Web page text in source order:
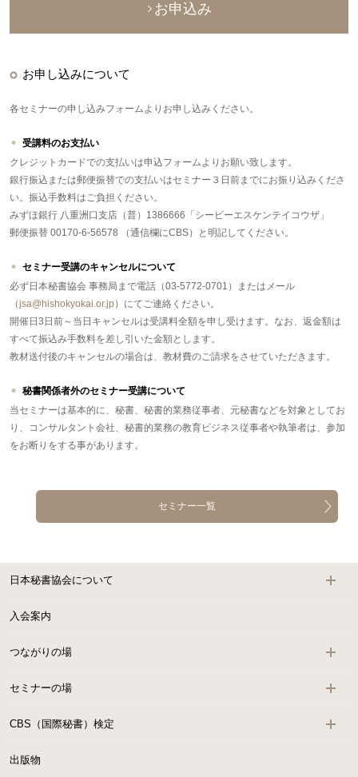
お申込み
お申し込みについて
各セミナーの申し込みフォームよりお申し込みください。
受講料のお支払い
クレジットカードでの支払いは申込フォームよりお願い致します。
銀行振込または郵便振替での支払いはセミナー３日前までにお振り込みくださ
い。振込手数料はご負担ください。
みずほ銀行 八重洲口支店（普）1386666「シービーエスケンテイコウザ」
郵便振替 00170-6-56578 （通信欄にCBS）と明記してください。
セミナー受講のキャンセルについて
必ず日本秘書協会 事務局まで電話（03-5772-0701）またはメール
（jsa@hishokyokai.or.jp）にてご連絡ください。
開催日3日前～当日キャンセルは受講料全額を申し受けます。なお、返金額は
すべて振込み手数料を差し引いた金額とします。
教材送付後のキャンセルの場合は、教材費のご請求をさせていただきます。
秘書関係者外のセミナー受講について
当セミナーは基本的に、秘書、秘書的業務従事者、元秘書などを対象としてお
り、コンサルタント会社、秘書的業務の教育ビジネス従事者や執筆者は、参加
をお断りをする事があります。
セミナー一覧
日本秘書協会について
入会案内
つながりの場
セミナーの場
CBS（国際秘書）検定
出版物